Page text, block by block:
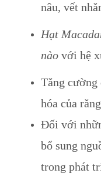
nâu, vết
Hạt
nào với hệ
Tăng cường
hóa của
Đối với
bổ sung
trong phát